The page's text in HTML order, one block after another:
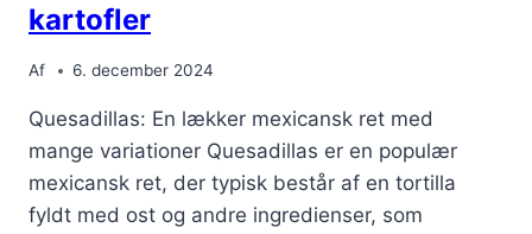
kartofler
Af 6. december 2024
Quesadillas: En lækker mexicansk ret med
mange variationer Quesadillas er en populær
mexicansk ret, der typisk består af en tortilla
fyldt med ost og andre ingredienser, som